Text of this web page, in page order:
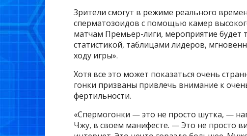
Зрители смогут в режиме реального
сперматозоидов с помощью камер
матчам Премьер-лиги, мероприятие будет
статистикой, таблицами лидеров,
ходу игры».
Хотя все это может показаться очень
гонки призваны привлечь внимание к
фертильности.
«Спермогонки — это не просто шутка, —
Чжу, в своем манифесте. — Это не просто